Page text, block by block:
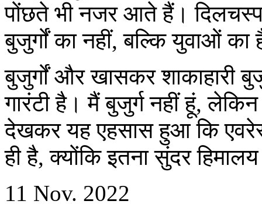
पोंछते भी नजर आते हैं। दिलचस्प
बुजुर्गों का नहीं, बल्कि युवाओं का
बुजुर्गों और खासकर शाकाहारी
गारंटी है। मैं बुजुर्ग नहीं हूं,
देखकर यह एहसास हुआ कि
ही है, क्योंकि इतना सुंदर
11 Nov. 2022